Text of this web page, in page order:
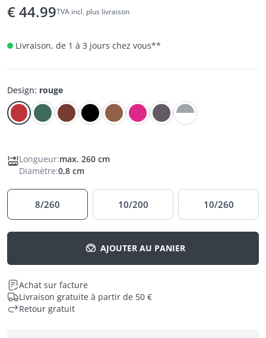
€44.99TVA incl. plus livraison
Livraison, de 1 à 3 jours chez vous**
Design: rouge
Longueur:max. 260 cm
Diamètre:0,8 cm
8/260 10/200 10/260
AJOUTER AU PANIER
Achat sur facture
Livraison gratuite à partir de 50 €
Retour gratuit